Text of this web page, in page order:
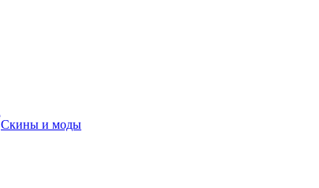
Скины и моды